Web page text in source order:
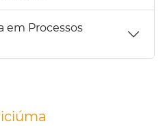
em Processos